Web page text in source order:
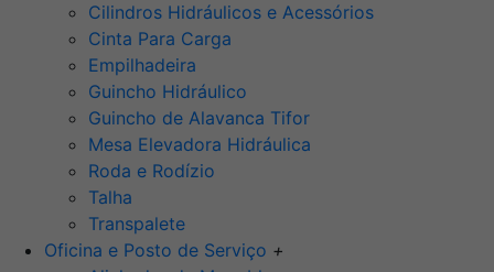
Cilindros Hidráulicos e Acessórios
Cinta Para Carga
Empilhadeira
Guincho Hidráulico
Guincho de Alavanca Tifor
Mesa Elevadora Hidráulica
Roda e Rodízio
Talha
Transpalete
Oficina e Posto de Serviço +